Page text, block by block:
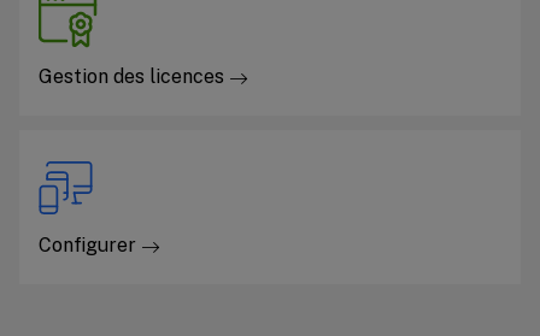
Gestion des licences
Configurer